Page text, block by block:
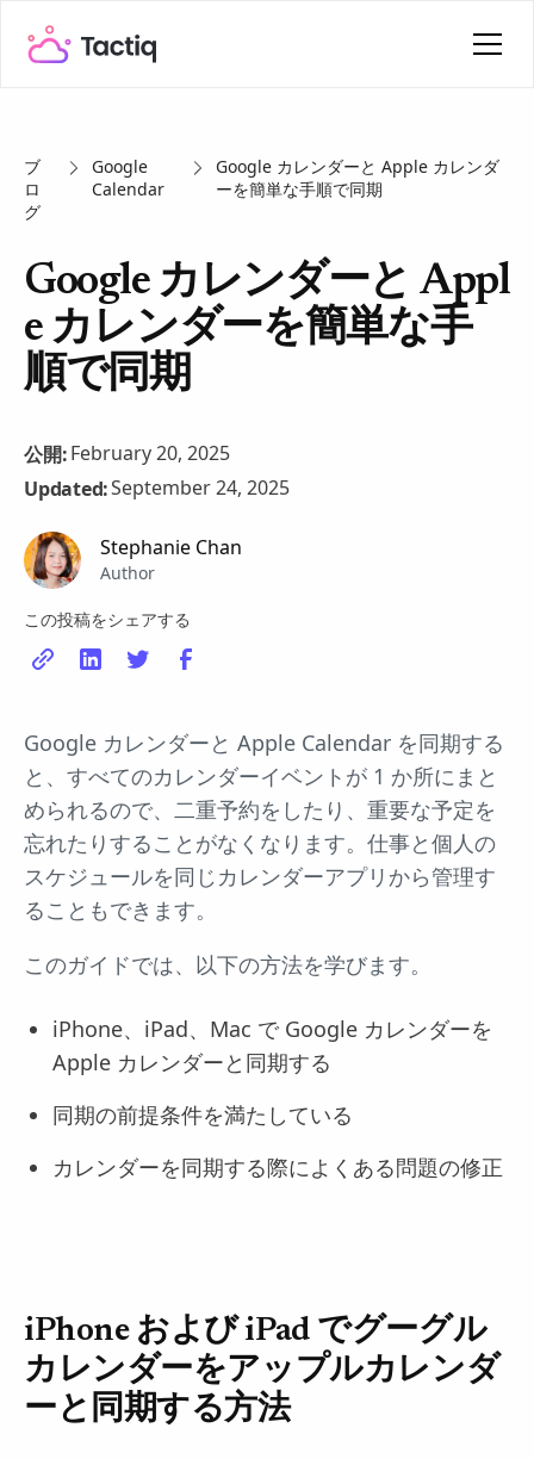
ブ
ロ
グ
Google
Calendar
Google カレンダーと Apple カレンダ
ーを簡単な手順で同期
Google カレンダーと Appl
e カレンダーを簡単な手
順で同期
公開:February 20, 2025
Updated:September 24, 2025
Stephanie Chan
Author
この投稿をシェアする
Google カレンダーと Apple Calendar を同期する
と、すべてのカレンダーイベントが 1 か所にまと
められるので、二重予約をしたり、重要な予定を
忘れたりすることがなくなります。仕事と個人の
スケジュールを同じカレンダーアプリから管理す
ることもできます。
このガイドでは、以下の方法を学びます。
iPhone、iPad、Mac で Google カレンダーを
Apple カレンダーと同期する
同期の前提条件を満たしている
カレンダーを同期する際によくある問題の修正
iPhone および iPad でグーグル
カレンダーをアップルカレンダ
ーと同期する方法